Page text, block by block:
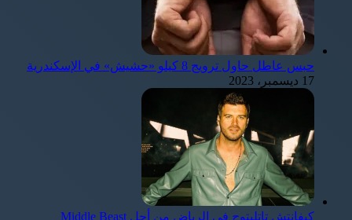
حبس عاطل حاول ترويج 8 كيلو «حشيش» في الإسكندرية
17 ديسمبر، 2023
كيفانتش تاتليتوج في الرياض من أجل Middle Beast